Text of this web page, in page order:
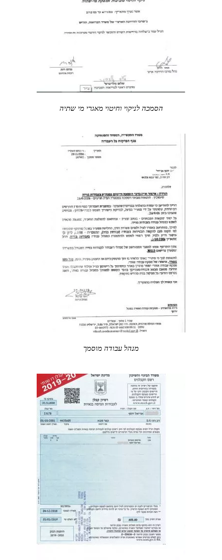
הסמכה לניקוי וחיטוי מאגרי מי שתיה
מנהל עבודה מוסמך